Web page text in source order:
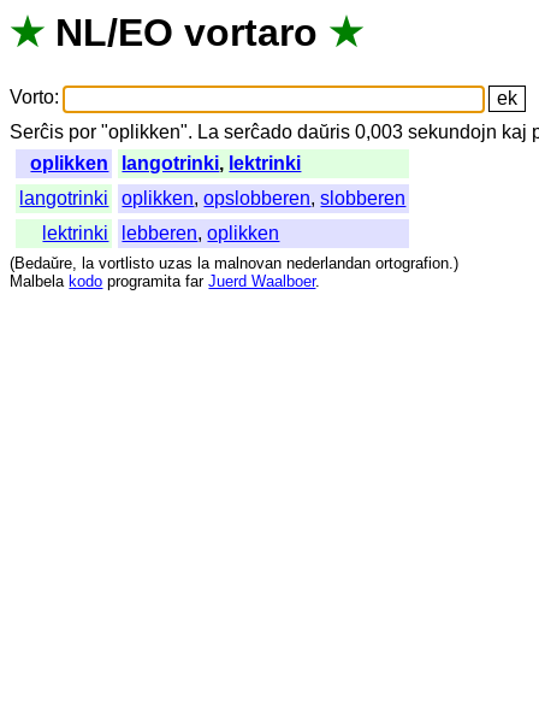
★ NL/EO vortaro ★
Vorto:
Serĉis por "oplikken". La serĉado daŭris 0,003sekundojn kaj
oplikken
langotrinki, lektrinki
langotrinki
oplikken,opslobberen,slobberen
lektrinki
lebberen,oplikken
(Bedaŭre, la vortlisto uzas la malnovan nederlandan ortografion.)
Malbela kodo programita far Juerd Waalboer.